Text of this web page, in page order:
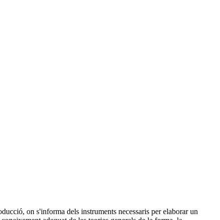
on s'informa dels instruments necessaris per elaborar un